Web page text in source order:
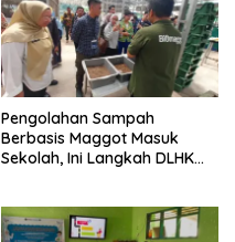
Pengolahan Sampah
Berbasis Maggot Masuk
Sekolah, Ini Langkah DLHK